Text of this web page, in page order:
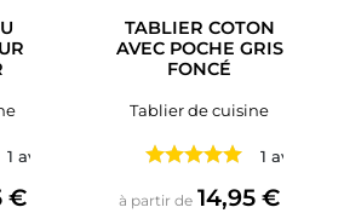
1 avis
€
TABLIER COTON
AVEC POCHE GRIS
FONCÉ
Tablier de cuisine
1 avis
à partir de Prix
14,95 €